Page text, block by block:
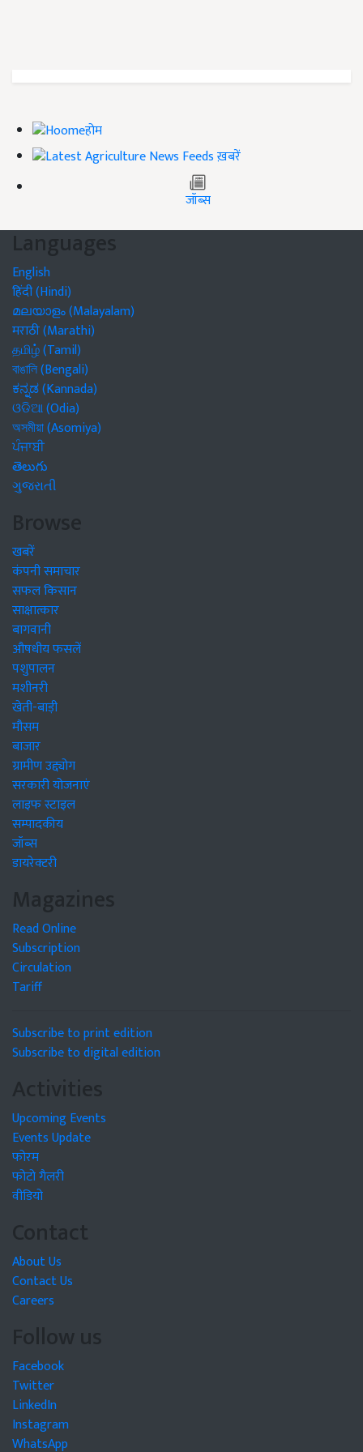
होम
ख़बरें
जॉब्स
Languages
English
हिंदी (Hindi)
മലയാളം (Malayalam)
मराठी (Marathi)
தமிழ் (Tamil)
বাঙালি (Bengali)
ಕನ್ನಡ (Kannada)
ଓଡିଆ (Odia)
অসমীয়া (Asomiya)
ਪੰਜਾਬੀ
తెలుగు
ગુજરાતી
Browse
खबरें
कंपनी समाचार
सफल किसान
साक्षात्कार
बागवानी
औषधीय फसलें
पशुपालन
मशीनरी
खेती-बाड़ी
मौसम
बाजार
ग्रामीण उद्द्योग
सरकारी योजनाएं
लाइफ स्टाइल
सम्पादकीय
जॉब्स
डायरेक्टरी
Magazines
Read Online
Subscription
Circulation
Tariff
Subscribe to print edition
Subscribe to digital edition
Activities
Upcoming Events
Events Update
फोरम
फोटो गैलरी
वीडियो
Contact
About Us
Contact Us
Careers
Follow us
Facebook
Twitter
LinkedIn
Instagram
WhatsApp